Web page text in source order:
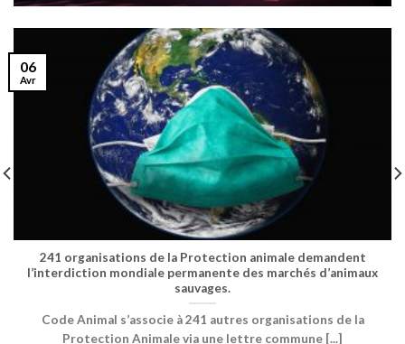
241 organisations de la Protection animale demandent
l’interdiction mondiale permanente des marchés d’animaux
sauvages.
Code Animal s’associe à 241 autres organisations de la
Protection Animale via une lettre commune [...]
06
Avr